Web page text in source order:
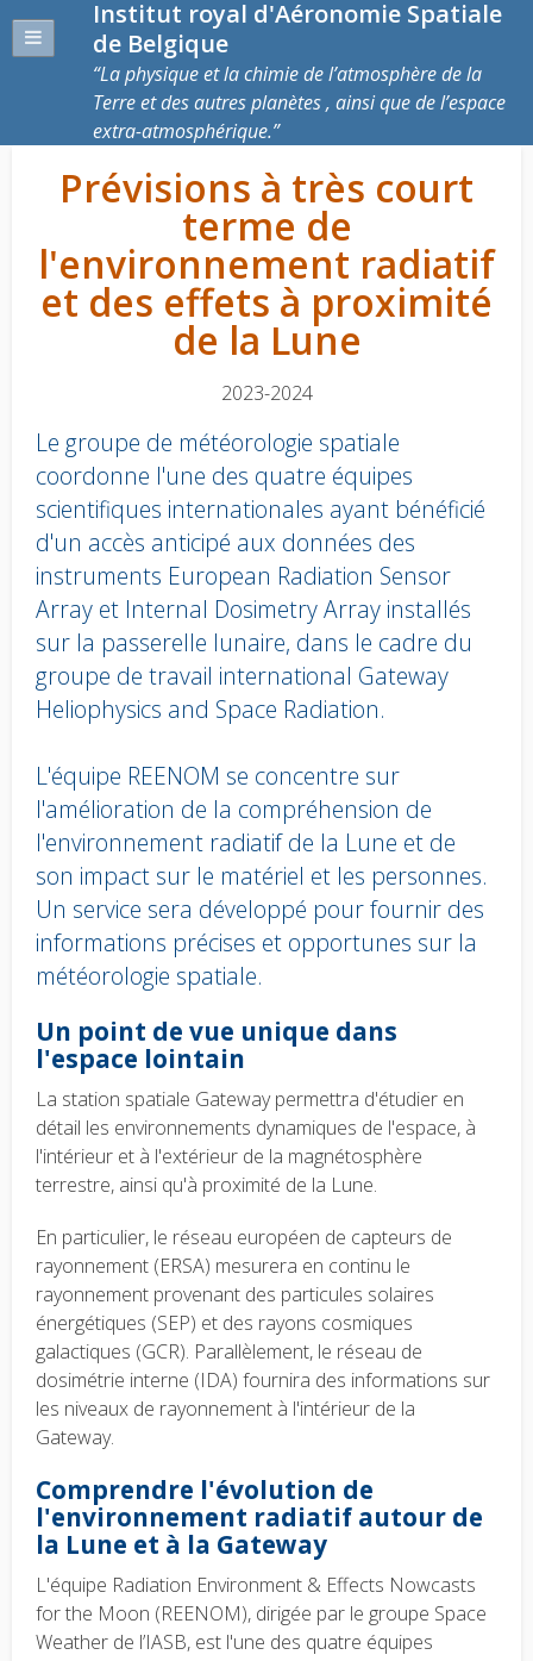
Institut royal d'Aéronomie Spatiale
de Belgique
La physique et la chimie de l’atmosphère de la
Terre et des autres planètes , ainsi que de l’espace
extra-atmosphérique.
Prévisions à très court
terme de
l'environnement radiatif
et des effets à proximité
de la Lune
2023-2024
Le groupe de météorologie spatiale
coordonne l'une des quatre équipes
scientifiques internationales ayant bénéficié
d'un accès anticipé aux données des
instruments European Radiation Sensor
Array et Internal Dosimetry Array installés
sur la passerelle lunaire, dans le cadre du
groupe de travail international Gateway
Heliophysics and Space Radiation.
L'équipe REENOM se concentre sur
l'amélioration de la compréhension de
l'environnement radiatif de la Lune et de
son impact sur le matériel et les personnes.
Un service sera développé pour fournir des
informations précises et opportunes sur la
météorologie spatiale.
Body
text
Un point de vue unique dans
l'espace lointain
La station spatiale Gateway permettra d'étudier en
détail les environnements dynamiques de l'espace, à
l'intérieur et à l'extérieur de la magnétosphère
terrestre, ainsi qu'à proximité de la Lune.
En particulier, le réseau européen de capteurs de
rayonnement (ERSA) mesurera en continu le
rayonnement provenant des particules solaires
énergétiques (SEP) et des rayons cosmiques
galactiques (GCR). Parallèlement, le réseau de
dosimétrie interne (IDA) fournira des informations sur
les niveaux de rayonnement à l'intérieur de la
Gateway.
Comprendre l'évolution de
l'environnement radiatif autour de
la Lune et à la Gateway
L'équipe Radiation Environment & Effects Nowcasts
for the Moon (REENOM), dirigée par le groupe Space
Weather de l’IASB, est l'une des quatre équipes